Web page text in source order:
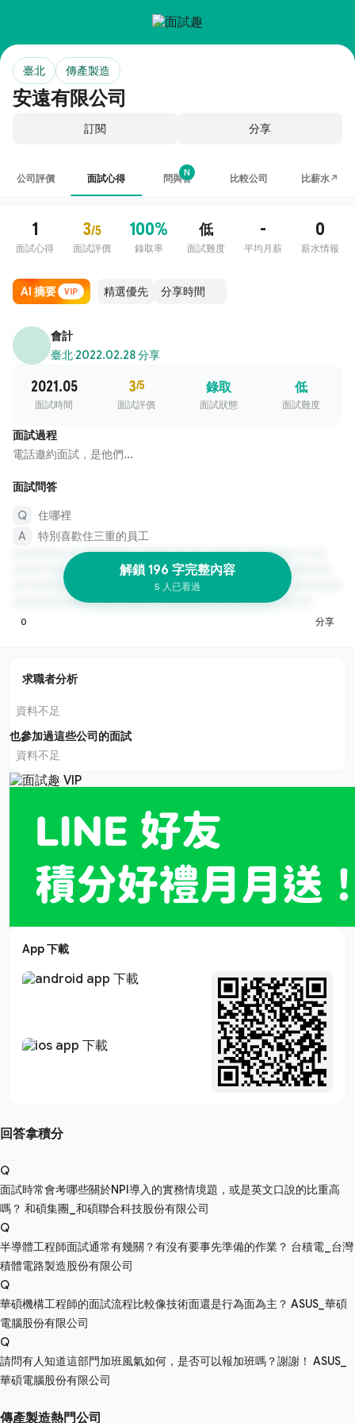
安遠有限公司
臺北 傳產製造
訂閱 分享
公司評價 面試心得 問與答
N
比較公司 比薪水↗
1
面試心得
3/5
面試評價
100%
錄取率
低
面試難度
-
平均月薪
0
薪水情報
AI 摘要 VIP
會計
臺北·2022.02.28 分享
2021.05
面試時間
3/5
面試評價
錄取
面試狀態
低
面試難度
面試過程
電話邀約面試，是他們...
面試問答
住哪裡
特別喜歡住三重的員工
解鎖 196 字完整內容
5 人已看過
0 分享
求職者分析
資料不足
也參加過這些公司的面試
資料不足
App 下載
回答拿積分
Q
面試時常會考哪些關於NPI導入的實務情境題，或是英文口說的比重高
嗎？ 和碩集團_和碩聯合科技股份有限公司
Q
半導體工程師面試通常有幾關？有沒有要事先準備的作業？ 台積電_台灣
積體電路製造股份有限公司
Q
華碩機構工程師的面試流程比較像技術面還是行為面為主？ ASUS_華碩
電腦股份有限公司
Q
請問有人知道這部門加班風氣如何，是否可以報加班嗎？謝謝！ ASUS_
華碩電腦股份有限公司
傳產製造熱門公司